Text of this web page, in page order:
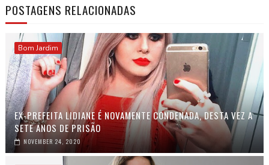
POSTAGENS RELACIONADAS
Bom Jardim
EX-PREFEITA LIDIANE É NOVAMENTE CONDENADA, DESTA VEZ A
SETE ANOS DE PRISÃO
NOVEMBER 24, 2020